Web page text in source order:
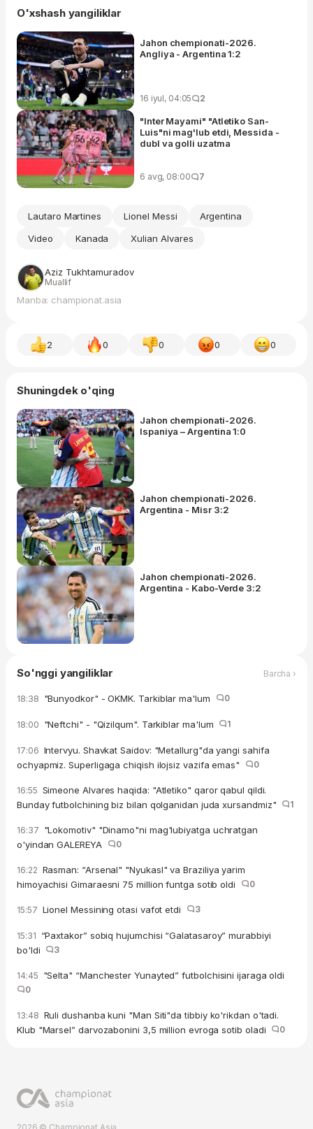
O'xshash yangiliklar
Jahon chempionati-2026.
Angliya - Argentina 1:2
16 iyul, 04:05 2
"Inter Mayami" "Atletiko San-
Luis"ni mag'lub etdi, Messida -
dubl va golli uzatma
6 avg, 08:00 7
Lautaro Martines Lionel Messi
Argentina
Video
Kanada Xulian Alvares
Aziz Tukhtamuradov
Muallif
Manba: championat.asia
2 0 0 0 0
Shuningdek o'qing
Jahon chempionati-2026.
Ispaniya – Argentina 1:0
Jahon chempionati-2026.
Argentina - Misr 3:2
Jahon chempionati-2026.
Argentina - Kabo-Verde 3:2
So'nggi yangiliklar Barcha ›
18:38 "Bunyodkor" - OKMK. Tarkiblar ma'lum 0
18:00 "Neftchi" - "Qizilqum". Tarkiblar ma'lum 1
17:06 Intervyu. Shavkat Saidov: "Metallurg"da yangi sahifa
ochyapmiz. Superligaga chiqish ilojsiz vazifa emas"
0
16:55 Simeone Alvares haqida: "Atletiko" qaror qabul qildi.
Bunday futbolchining biz bilan qolganidan juda xursandmiz"
1
16:37 "Lokomotiv" "Dinamo"ni mag'lubiyatga uchratgan
o'yindan GALEREYA
0
16:22 Rasman: “Arsenal" "Nyukasl" va Braziliya yarim
himoyachisi Gimaraesni 75 million funtga sotib oldi
0
15:57 Lionel Messining otasi vafot etdi 3
15:31 “Paxtakor” sobiq hujumchisi “Galatasaroy” murabbiyi
bo'ldi
3
14:45 "Selta" “Manchester Yunayted” futbolchisini ijaraga oldi
0
13:48 Ruli dushanba kuni "Man Siti"da tibbiy ko'rikdan o'tadi.
Klub "Marsel” darvozabonini 3,5 million evroga sotib oladi
0